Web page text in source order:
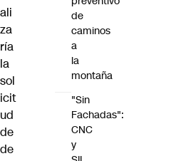
ali
za
ría
la
sol
icit
ud
de
de
de
caminos
a
la
montaña
"Sin
Fachadas":
CNC
y